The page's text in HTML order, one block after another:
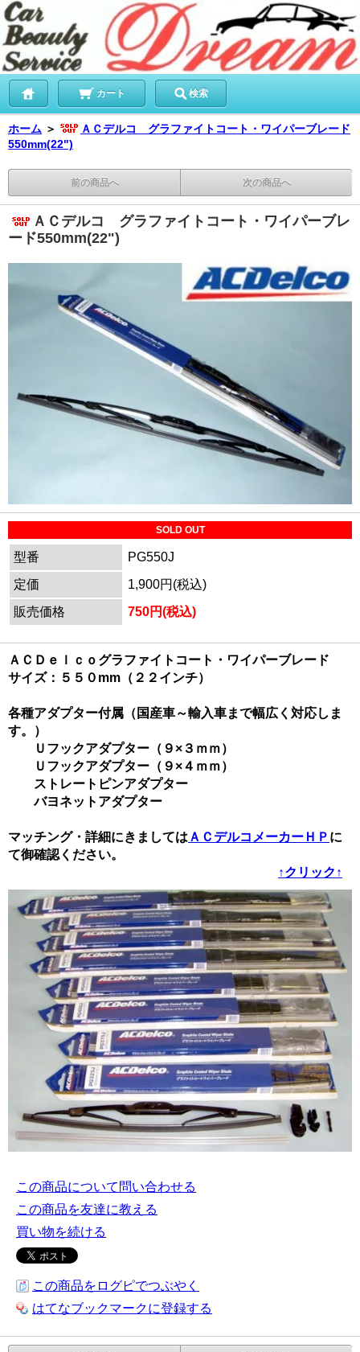
カート 検索
ホーム ＞
ＡＣデルコ グラファイトコート・ワイパーブレード
550mm(22")
前の商品へ 次の商品へ
ＡＣデルコ グラファイトコート・ワイパーブレ
ード550mm(22")
SOLD OUT
型番
PG550J
定価
1,900円(税込)
販売価格
750円(税込)
ＡＣＤｅｌｃｏグラファイトコート・ワイパーブレード
サイズ：５５０mm（２２インチ）
各種アダプター付属（国産車～輸入車まで幅広く対応しま
す。）
Ｕフックアダプター（９×３ｍｍ）
Ｕフックアダプター（９×４ｍｍ）
ストレートピンアダプター
バヨネットアダプター
マッチング・詳細にきましては ＡＣデルコメーカーＨＰ に
て御確認ください。
↑クリック↑
この商品について問い合わせる
この商品を友達に教える
買い物を続ける
この商品をログピでつぶやく
はてなブックマークに登録する